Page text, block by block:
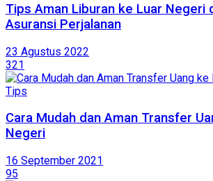
Tips Aman Liburan ke Luar Negeri
Asuransi Perjalanan
23 Agustus 2022
321
Tips
Cara Mudah dan Aman Transfer
Negeri
16 September 2021
95